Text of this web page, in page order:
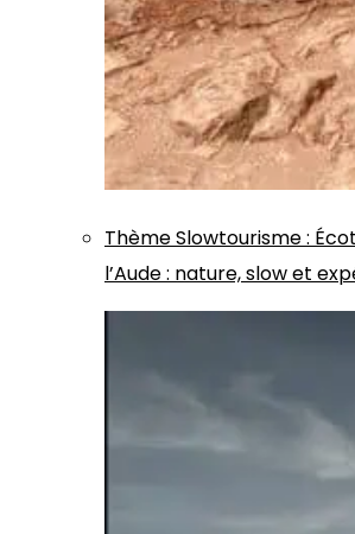
ThèmeSlowtourisme:
l’Aude : nature, slow et